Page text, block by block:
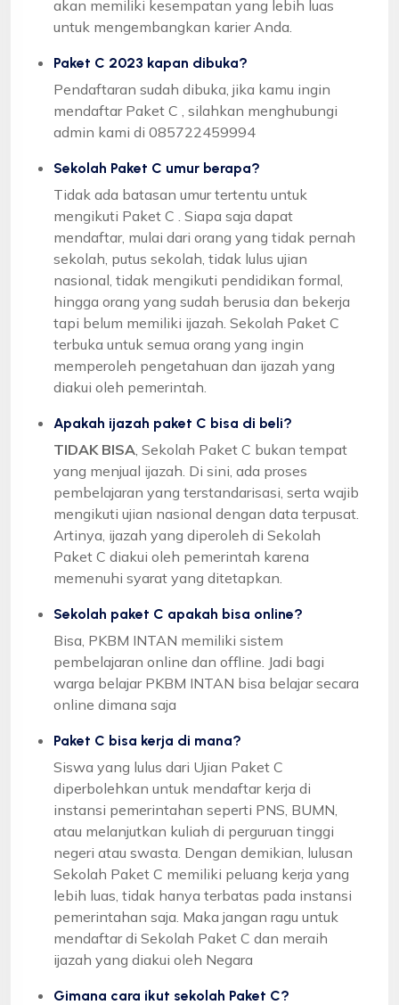
akan memiliki kesempatan yang lebih luas
untuk mengembangkan karier Anda.
Paket C 2023 kapan dibuka?
Pendaftaran sudah dibuka, jika kamu ingin
mendaftar Paket C , silahkan menghubungi
admin kami di 085722459994
Sekolah Paket C umur berapa?
Tidak ada batasan umur tertentu untuk
mengikuti Paket C . Siapa saja dapat
mendaftar, mulai dari orang yang tidak pernah
sekolah, putus sekolah, tidak lulus ujian
nasional, tidak mengikuti pendidikan formal,
hingga orang yang sudah berusia dan bekerja
tapi belum memiliki ijazah. Sekolah Paket C
terbuka untuk semua orang yang ingin
memperoleh pengetahuan dan ijazah yang
diakui oleh pemerintah.
Apakah ijazah paket C bisa di beli?
TIDAK BISA , Sekolah Paket C bukan tempat
yang menjual ijazah. Di sini, ada proses
pembelajaran yang terstandarisasi, serta wajib
mengikuti ujian nasional dengan data terpusat.
Artinya, ijazah yang diperoleh di Sekolah
Paket C diakui oleh pemerintah karena
memenuhi syarat yang ditetapkan.
Sekolah paket C apakah bisa online?
Bisa, PKBM INTAN memiliki sistem
pembelajaran online dan offline. Jadi bagi
warga belajar PKBM INTAN bisa belajar secara
online dimana saja
Paket C bisa kerja di mana?
Siswa yang lulus dari Ujian Paket C
diperbolehkan untuk mendaftar kerja di
instansi pemerintahan seperti PNS, BUMN,
atau melanjutkan kuliah di perguruan tinggi
negeri atau swasta. Dengan demikian, lulusan
Sekolah Paket C memiliki peluang kerja yang
lebih luas, tidak hanya terbatas pada instansi
pemerintahan saja. Maka jangan ragu untuk
mendaftar di Sekolah Paket C dan meraih
ijazah yang diakui oleh Negara
Gimana cara ikut sekolah Paket C?